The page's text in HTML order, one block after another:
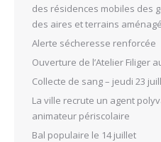
des résidences mobiles des
des aires et terrains
Alerte sécheresse renforcée
Ouverture de l’Atelier Filiger
Collecte de sang – jeudi 23
La ville recrute un agent
animateur périscolaire
Bal populaire le 14 juillet